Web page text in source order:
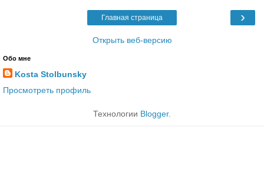
›
Главная страница
Открыть веб-версию
Обо мне
Kosta Stolbunsky
Просмотреть профиль
Технологии Blogger.